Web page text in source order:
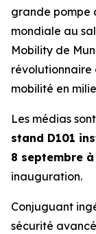
grande pompe
mondiale au
Mobility de
révolutionnaire
mobilité en
Les médias
stand D101
8 septembre à
inauguration.
Conjuguant
sécurité